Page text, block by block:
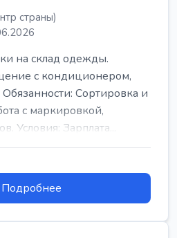
страны)
на склад одежды.
с кондиционером,
Сортировка и
с маркировкой,
Условия: Зарплата...
Подробнее